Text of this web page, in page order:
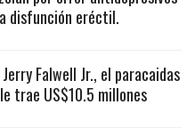
disfunción eréctil.
Falwell Jr., el paracaidas
trae US$10.5 millones